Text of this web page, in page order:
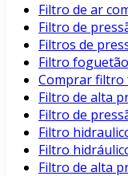
Filtro de ar
Filtro de
Filtros de
Filtro
Comprar filtro
Filtro de alta
Filtro de
Filtro
Filtro
Filtro de alta